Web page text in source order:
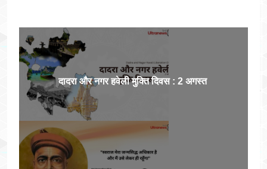
दादरा और नगर हवेली मुक्ति दिवस : 2 अगस्त